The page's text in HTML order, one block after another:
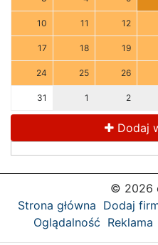
10 11 12
17 18 19
24 25 26
31 1 2
Dodaj
© 2026
Strona główna Dodaj
Oglądalność Reklama